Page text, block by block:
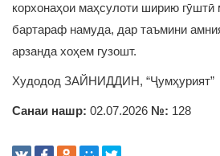
корхонаҳои маҳсулоти ширию гӯштӣ
бартараф намуда, дар таъмини
арзанда хоҳем гузошт.
Худодод ЗАЙНИДДИН, “Ҷумҳурият”
Санаи нашр: 02.07.2026 №: 128